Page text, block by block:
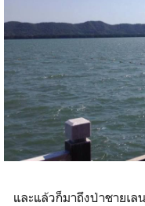
และแล้วก็มาถึงป่าชายเล